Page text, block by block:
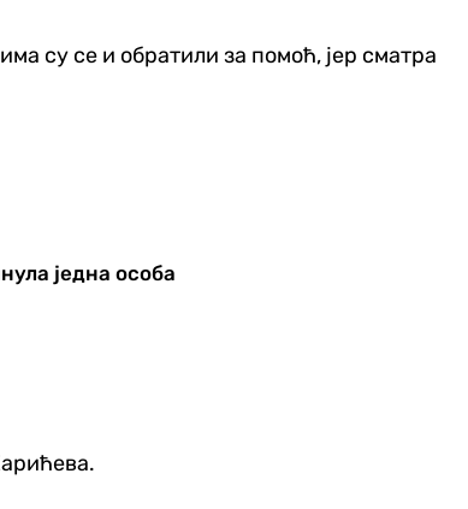
су се и обратили за помоћ, јер сматра
једна особа